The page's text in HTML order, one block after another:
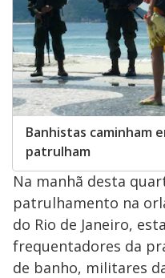
Banhistas caminham
patrulham
Na manhã desta
patrulhamento na
do Rio de Janeiro,
frequentadores da
de banho, militares